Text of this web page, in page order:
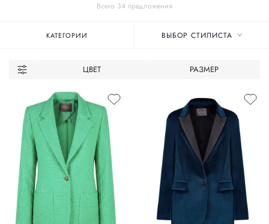
Всего 34 предложения
КАТЕГОРИИ ВЫБОР СТИЛИСТА
ЦВЕТ РАЗМЕР